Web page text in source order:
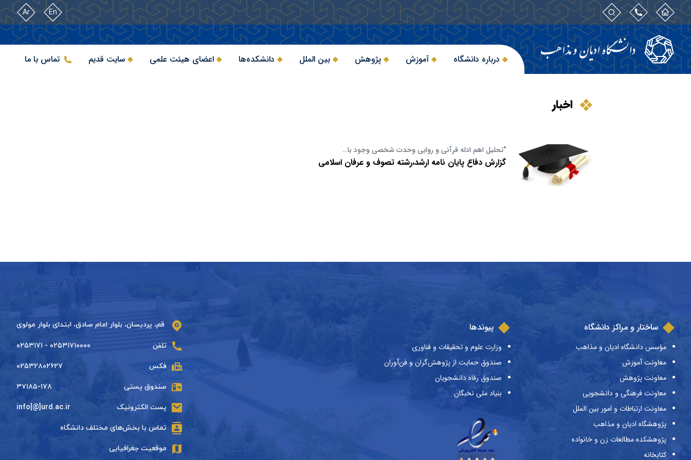
En
Ar
درباره دانشگاه آموزش پژوهش بین الملل دانشکده‌ها اعضای هیئت علمی سایت قدیم تماس با ما
اخبار
"تحلیل اهم ادله قرآنی و روایی وحدت شخصی وجود با…
گزارش دفاع پایان نامه ارشد،رشته تصوف و عرفان اسلامی
ساختار و مراکز دانشگاه
مؤسس دانشگاه ادیان و مذاهب
معاونت آموزش
معاونت پژوهش
معاونت فرهنگی و دانشجویی
معاونت ارتباطات و امور بین الملل
پژوهشگاه ادیان و مذاهب
پژوهشکده مطالعات زن و خانواده
کتابخانه
پیوندها
وزارت علوم و تحقیقات و فناوری
صندوق حمایت از پژوهش‌گران و فن‌آوران
صندوق رفاه دانشجویان
بنیاد ملی نخبگان
قم، پردیسان، بلوار امام صادق، ابتدای بلوار مولوی
تلفن ۰۲۵۳۱۷۱۰۰۰۰ - ۰۲۵۳۱۷۱
فکس ۰۲۵۳۲۸۰۲۶۲۷
صندوق پستی ۳۷۱۸۵-۱۷۸
پست الکترونیک info[@]urd.ac.ir
تماس با بخش‌های مختلف دانشگاه
موقعیت جغرافیایی